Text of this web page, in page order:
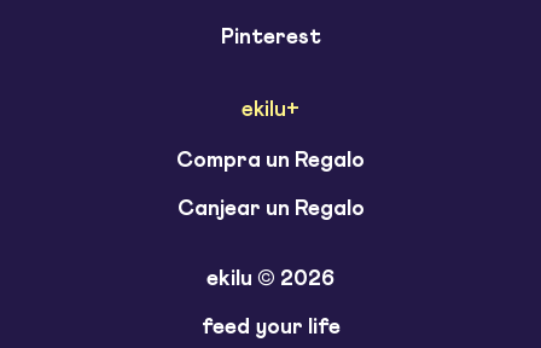
Pinterest
ekilu+
Compra un Regalo
Canjear un Regalo
ekilu © 2026
feed your life